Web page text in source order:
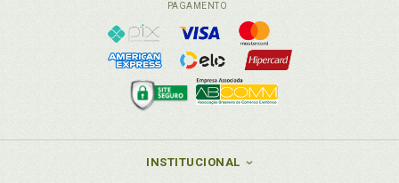
PAGAMENTO
INSTITUCIONAL